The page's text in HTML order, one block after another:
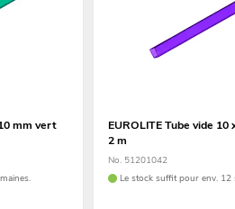
mm vert
EUROLITE Tube vide
2 m
No. 51201042
Le stock suffit pour env. 12